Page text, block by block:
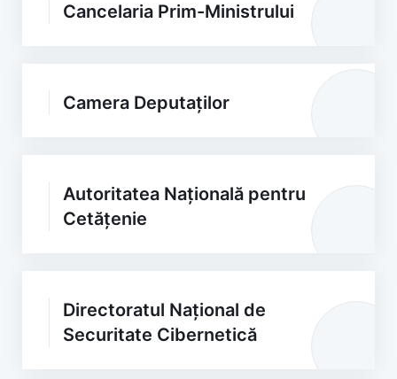
Cancelaria Prim-Ministrului
Camera Deputaților
Autoritatea Națională pentru
Cetățenie
Directoratul Național de
Securitate Cibernetică